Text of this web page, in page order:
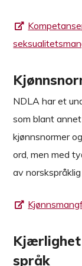
NDLA har et
som blant
kjønnsnormer
ord, men med
av
Kjærlighet
språk